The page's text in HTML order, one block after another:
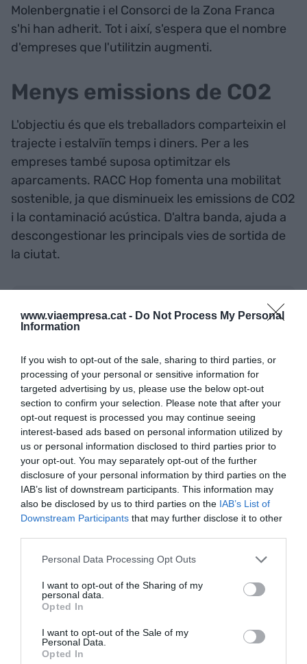
www.viaempresa.cat - Do Not Process My Personal
Information
If you wish to opt-out of the sale, sharing to third parties, or
processing of your personal or sensitive information for
targeted advertising by us, please use the below opt-out
section to confirm your selection. Please note that after your
opt-out request is processed you may continue seeing
interest-based ads based on personal information utilized by
us or personal information disclosed to third parties prior to
your opt-out. You may separately opt-out of the further
disclosure of your personal information by third parties on the
IAB’s list of downstream participants. This information may
also be disclosed by us to third parties on the IAB’s List of
Downstream Participants that may further disclose it to other
Personal Data Processing Opt Outs
I want to opt-out of the Sharing of my
personal data.
Opted In
I want to opt-out of the Sale of my
Personal Data.
Opted In
Molenbergnatie i el Consorci de la Zona Franca
s'hi han adherit. Tot i així, s'espera que el nombre
d'empreses que l'utilitzin augmenti.
Menys emissions de CO2
L'objectiu és que els treballadors comparteixin el
trajecte i estalviïn temps i diners. Per a les
empreses també suposa optimitzar els
aparcaments. RACC Hop fomenta una mobilitat
sostenible, ja que disminueix les emissions de CO2
i la contaminació acústica. D'altra banda, ajuda a
descongestionar les principals vies de sortida de
la ciutat.
com a font preferida de
Google de forma gratuïta
Estigues informat amb les últimes notícies d'actualitat
RELACIONADES
El 10è SalóRACC de
l’Automòbil amplia
Tenir cotxe no està
de moda
El RACC
seu negoci